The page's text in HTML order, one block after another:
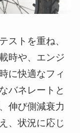
ストを重ね、
時や、エンジ
に快適なフィ
バネレートと
伸び側減衰力
、状況に応じ